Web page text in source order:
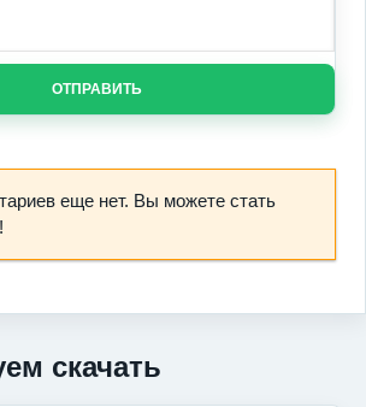
ОТПРАВИТЬ
еще нет. Вы можете стать
скачать